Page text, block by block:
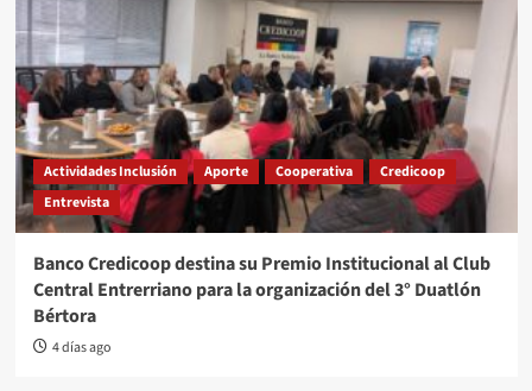
Actividades Inclusión Aporte Cooperativa
Credicoop
Entrevista
Banco Credicoop destina su Premio Institucional al Club
Central Entrerriano para la organización del 3° Duatlón
Bértora
4 días ago